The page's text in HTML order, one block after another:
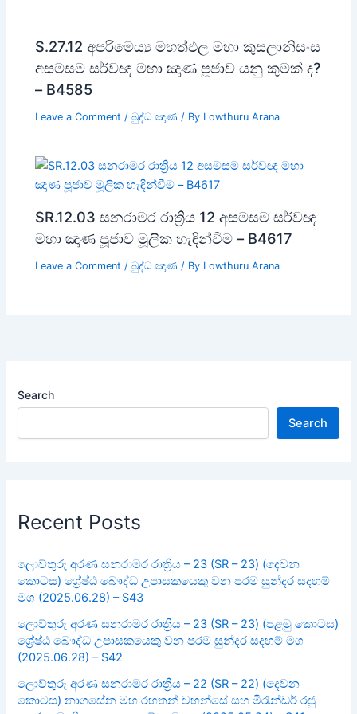
S.27.12 අපරිමෙය්‍ය මහත්ඵල මහා කුසලානිසංස
අසමසම සර්වඥ මහා ඤාණ පූජාව යනු කුමක් ද?
– B4585
Leave a Comment /බුද්ධ ඤාණ / By Lowthuru Arana
SR.12.03 සනරාමර රාත්‍රිය 12 අසමසම සර්වඥ
මහා ඤාණ පූජාව මූලික හැඳින්වීම – B4617
Leave a Comment /බුද්ධ ඤාණ / By Lowthuru Arana
Search
Search
Recent Posts
ලොව්තුරු අරණ සනරාමර රාත්‍රිය – 23 (SR – 23) (දෙවන
කොටස) ශ්‍රේෂ්ඨ බෞද්ධ උපාසකයෙකු වන පරම සුන්දර සදහම්
මග (2025.06.28) – S43
ලොව්තුරු අරණ සනරාමර රාත්‍රිය – 23 (SR – 23) (පළමු කොටස)
ශ්‍රේෂ්ඨ බෞද්ධ උපාසකයෙකු වන පරම සුන්දර සදහම් මග
(2025.06.28) – S42
ලොව්තුරු අරණ සනරාමර රාත්‍රිය – 22 (SR – 22) (දෙවන
කොටස) නාගසේන මහ රහතන් වහන්සේ සහ මිරැන්ඩර් රජු